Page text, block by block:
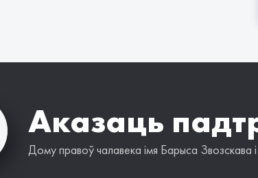
Аказаць
Дому правоў чалавека імя Барыса Звозскава і